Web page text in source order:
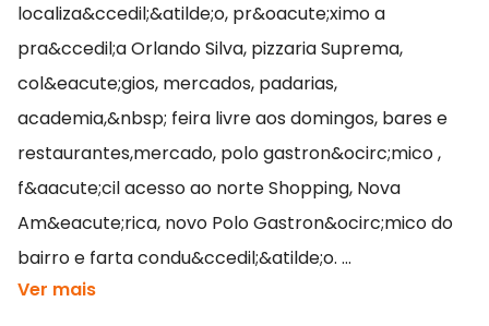
localiza&ccedil;&atilde;o, pr&oacute;ximo a
pra&ccedil;a Orlando Silva, pizzaria Suprema,
col&eacute;gios, mercados, padarias,
academia,&nbsp; feira livre aos domingos, bares e
restaurantes,mercado, polo gastron&ocirc;mico ,
f&aacute;cil acesso ao norte Shopping, Nova
Am&eacute;rica, novo Polo Gastron&ocirc;mico do
bairro e farta condu&ccedil;&atilde;o. ...
Ver mais